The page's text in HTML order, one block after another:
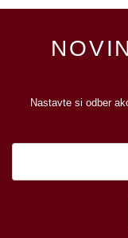
Nastavte si odber